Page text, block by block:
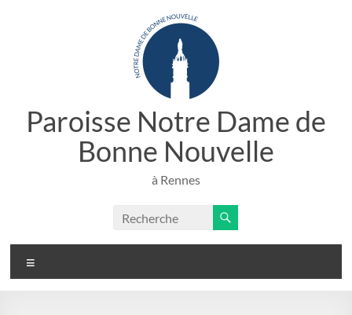
Paroisse Notre Dame de
Bonne Nouvelle
à Rennes